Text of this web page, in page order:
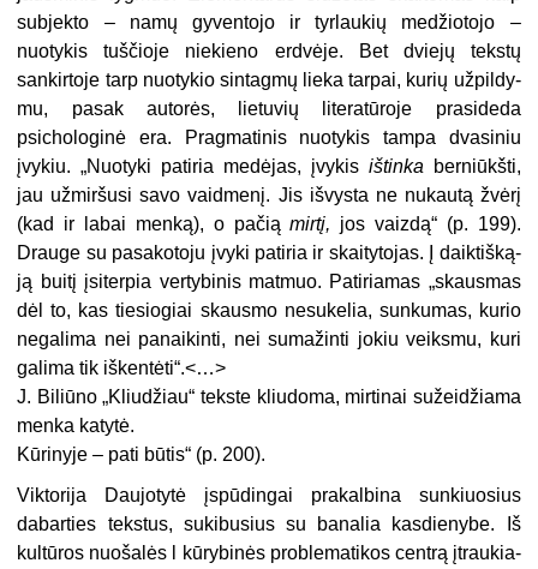
subjekto – namų gyventojo ir tyrlaukių medžiotojo –
nuotykis tuš­čioje niekieno erdvėje. Bet dviejų tekstų
sankirtoje tarp nuotykio sin­tagmų lieka tarpai, kurių užpildy­
mu, pasak autorės, lietuvių literatū­roje prasideda
psichologinė era. Pragmatinis nuotykis tampa dvasi­niu
įvykiu. „Nuotyki patiria medė­jas, įvykis ištinka berniūkšti,
jau užmiršusi savo vaidmenį. Jis išvys­ta ne nukautą žvėrį
(kad ir labai menką), o pačią mirtį, jos vaizdą“ (p. 199).
Drauge su pasakotoju įvy­ki patiria ir skaitytojas. Į daiktišką­
ją buitį įsiterpia vertybinis matmuo. Patiriamas „skausmas
dėl to, kas tiesiogiai skausmo nesukelia, sun­kumas, kurio
negalima nei panai­kinti, nei sumažinti jokiu veiksmu, kuri
galima tik iškentėti“.<…>
J. Biliūno „Kliudžiau“ tekste kliu­doma, mirtinai sužeidžiama
menka katytė.
Kūrinyje – pati būtis“ (p. 200).
Viktorija Daujotytė įspūdingai pra­kalbina sunkiuosius
dabarties teks­tus, sukibusius su banalia kasdie­nybe. Iš
kultūros nuošalės l kūrybi­nės problematikos centrą įtraukia­